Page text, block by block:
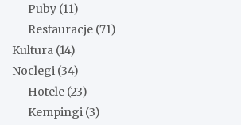
Puby (11)
Restauracje (71)
Kultura (14)
Noclegi (34)
Hotele (23)
Kempingi (3)